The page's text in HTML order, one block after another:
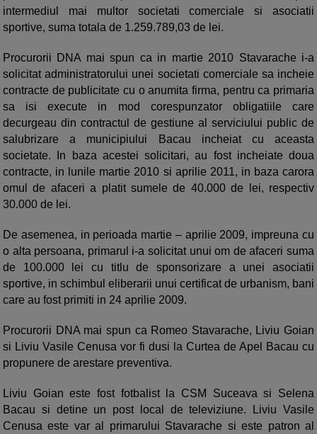
intermediul mai multor societati comerciale si asociatii
sportive, suma totala de 1.259.789,03 de lei.
Procurorii DNA mai spun ca in martie 2010 Stavarache i-a
solicitat administratorului unei societati comerciale sa incheie
contracte de publicitate cu o anumita firma, pentru ca primaria
sa isi execute in mod corespunzator obligatiile care
decurgeau din contractul de gestiune al serviciului public de
salubrizare a municipiului Bacau incheiat cu aceasta
societate. In baza acestei solicitari, au fost incheiate doua
contracte, in lunile martie 2010 si aprilie 2011, in baza carora
omul de afaceri a platit sumele de 40.000 de lei, respectiv
30.000 de lei.
De asemenea, in perioada martie – aprilie 2009, impreuna cu
o alta persoana, primarul i-a solicitat unui om de afaceri suma
de 100.000 lei cu titlu de sponsorizare a unei asociatii
sportive, in schimbul eliberarii unui certificat de urbanism, bani
care au fost primiti in 24 aprilie 2009.
Procurorii DNA mai spun ca Romeo Stavarache, Liviu Goian
si Liviu Vasile Cenusa vor fi dusi la Curtea de Apel Bacau cu
propunere de arestare preventiva.
Liviu Goian este fost fotbalist la CSM Suceava si Selena
Bacau si detine un post local de televiziune. Liviu Vasile
Cenusa este var al primarului Stavarache si este patron al